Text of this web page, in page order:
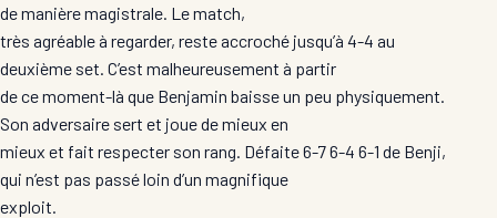
de manière magistrale. Le match,
très agréable à regarder, reste accroché jusqu’à 4-4 au
deuxième set. C’est malheureusement à partir
de ce moment-là que Benjamin baisse un peu physiquement.
Son adversaire sert et joue de mieux en
mieux et fait respecter son rang. Défaite 6-7 6-4 6-1 de Benji,
qui n’est pas passé loin d’un magnifique
exploit.